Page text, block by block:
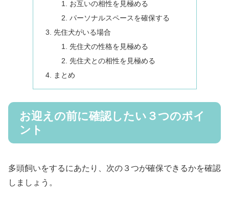
お互いの相性を見極める
パーソナルスペースを確保する
先住犬がいる場合
先住犬の性格を見極める
先住犬との相性を見極める
まとめ
お迎えの前に確認したい３つのポイ
ント
多頭飼いをするにあたり、次の３つが確保できるかを確認
しましょう。